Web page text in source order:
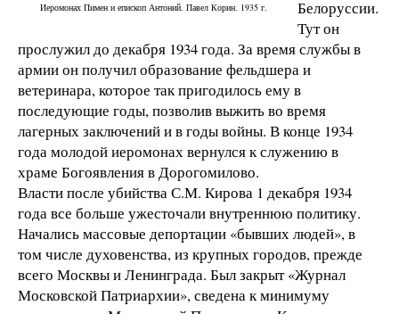
Иеромонах Пимен и епископ Антоний. Павел Корин. 1935 г.
Белоруссии.
Тут он
прослужил до декабря 1934 года. За время службы в
армии он получил образование фельдшера и
ветеринара, которое так пригодилось ему в
последующие годы, позволив выжить во время
лагерных заключений и в годы войны. В конце 1934
года молодой иеромонах вернулся к служению в
храме Богоявления в Дорогомилово.
Власти после убийства С.М. Кирова 1 декабря 1934
года все больше ужесточали внутреннюю политику.
Начались массовые депортации «бывших людей», в
том числе духовенства, из крупных городов, прежде
всего Москвы и Ленинграда. Был закрыт «Журнал
Московской Патриархии», сведена к минимуму